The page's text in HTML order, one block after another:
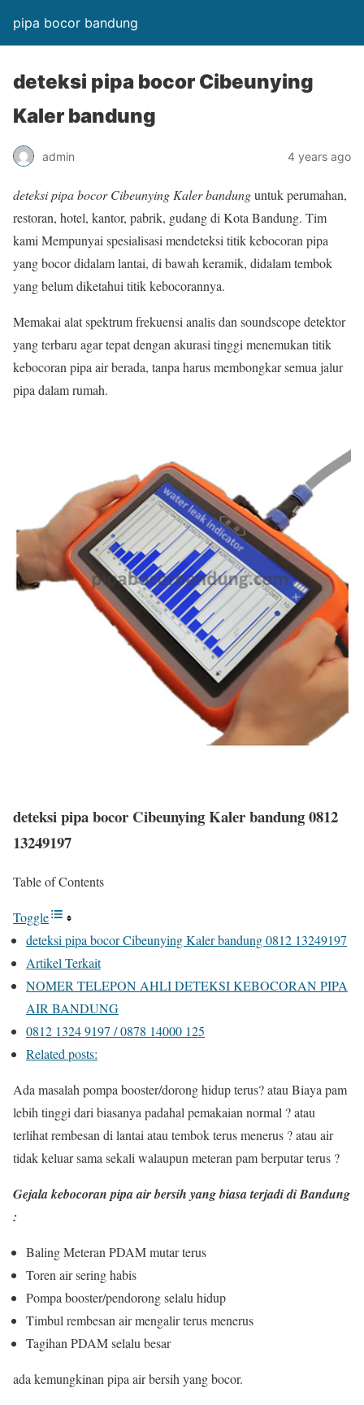
pipa bocor bandung
deteksi pipa bocor Cibeunying
Kaler bandung
admin 4 years ago
deteksi pipa bocor Cibeunying Kaler bandunguntuk perumahan,
restoran, hotel, kantor, pabrik, gudang di Kota Bandung. Tim
kami Mempunyai spesialisasi mendeteksi titik kebocoran pipa
yang bocor didalam lantai, di bawah keramik, didalam tembok
yang belum diketahui titik kebocorannya.
Memakai alat spektrum frekuensi analis dan soundscope detektor
yang terbaru agar tepat dengan akurasi tinggi menemukan titik
kebocoran pipa air berada, tanpa harus membongkar semua jalur
pipa dalam rumah.
deteksi pipa bocor Cibeunying Kaler bandung 0812
13249197
Table of Contents
Toggle
deteksi pipa bocor Cibeunying Kaler bandung 0812 13249197
Artikel Terkait
NOMER TELEPON AHLI DETEKSI KEBOCORAN PIPA
AIR BANDUNG
0812 1324 9197 / 0878 14000 125
Related posts:
Ada masalah pompa booster/dorong hidup terus? atau Biaya pam
lebih tinggi dari biasanya padahal pemakaian normal ? atau
terlihat rembesan di lantai atau tembok terus menerus ? atau air
tidak keluar sama sekali walaupun meteran pam berputar terus ?
Gejala kebocoran pipa air bersih yang biasa terjadi di Bandung
:
Baling Meteran PDAM mutar terus
Toren air sering habis
Pompa booster/pendorong selalu hidup
Timbul rembesan air mengalir terus menerus
Tagihan PDAM selalu besar
ada kemungkinan pipa air bersih yang bocor.